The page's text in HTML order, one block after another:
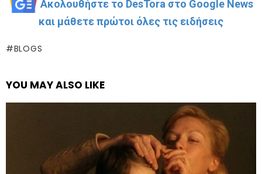
Ακολουθήστε το DesTora στο Google News
και μάθετε πρώτοι όλες τις ειδήσεις
BLOGS
YOU MAY ALSO LIKE